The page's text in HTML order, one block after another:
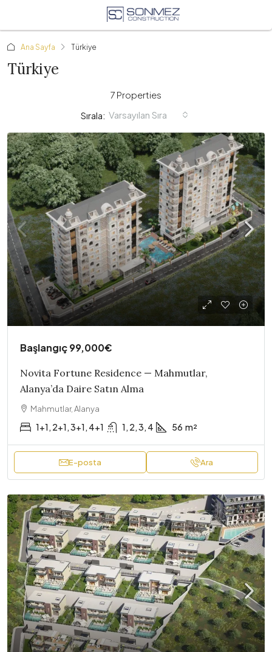
Ana Sayfa Türkiye
Türkiye
7 Properties
Sırala: Varsayılan Sıra
Başlangıç99,000€
Novita Fortune Residence — Mahmutlar,
Alanya’da Daire Satın Alma
Mahmutlar, Alanya
1+1, 2+1, 3+1, 4+1 1, 2, 3, 4 56 m²
E-posta Ara